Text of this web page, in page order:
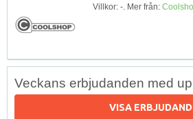
Villkor: -. Mer från:
Veckans erbjudanden med
VISA